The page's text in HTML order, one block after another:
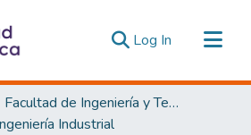
Log In (current)
Facultad de Ingeniería y Tecnologías de la Información y la Comunicación
Industrial